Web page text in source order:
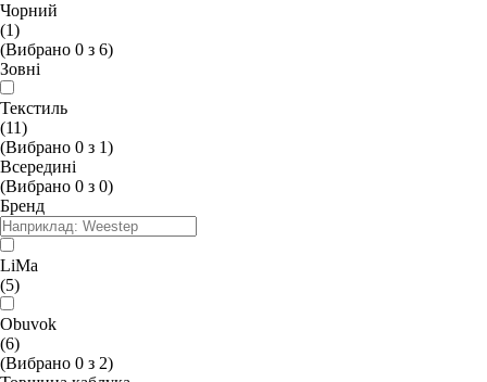
Чорний
(1)
(Вибрано 0 з 6)
Зовні
Текстиль
(11)
(Вибрано 0 з 1)
Всередині
(Вибрано 0 з 0)
Бренд
LiMa
(5)
Obuvok
(6)
(Вибрано 0 з 2)